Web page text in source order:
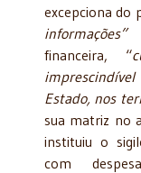
excepciona do
informações”
financeira, “
Estado, nos
sua matriz no
instituiu o
com